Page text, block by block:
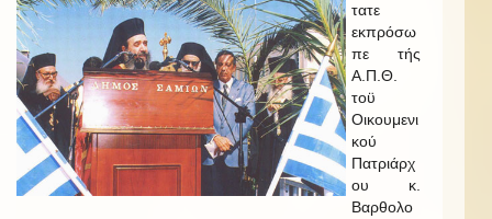
τατε
εκπρόσω
πε τής
Α.Π.Θ.
τοϋ
Οικουμενι
κού
Πατριάρχ
ου κ.
Βαρθολο